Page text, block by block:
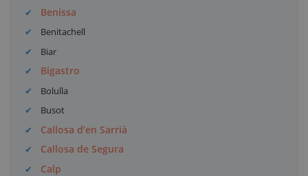
Benissa
Benitachell
Biar
Bigastro
Bolulla
Busot
Callosa d’en Sarrià
Callosa de Segura
Calp